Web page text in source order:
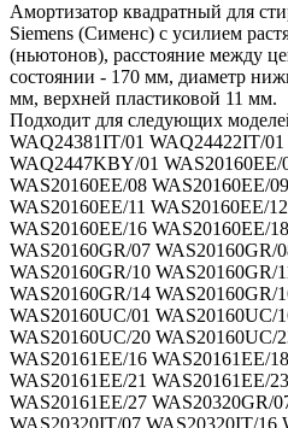
Амортизатор квадратный для
Siemens (Сименс) с усилием
(ньютонов), расстояние между
состоянии - 170 мм, диаметр
мм, верхней пластиковой 11 мм.
Подходит для следующих
WAQ24381IT/01 WAQ24422IT/01 WAQ24460TR/01 WAQ2447KBY/01 WAS20160EE/05 WAS20160EE/07 WAS20160EE/08 WAS20160EE/09 WAS20160EE/10 WAS20160EE/11 WAS20160EE/12 WAS20160EE/14 WAS20160EE/16 WAS20160EE/18 WAS20160GR/05 WAS20160GR/07 WAS20160GR/08 WAS20160GR/09 WAS20160GR/10 WAS20160GR/11 WAS20160GR/12 WAS20160GR/14 WAS20160GR/16 WAS20160GR/18 WAS20160UC/01 WAS20160UC/16 WAS20160UC/18 WAS20160UC/20 WAS20160UC/23 WAS20160UC/28 WAS20161EE/16 WAS20161EE/18 WAS20161EE/20 WAS20161EE/21 WAS20161EE/23 WAS20161EE/24 WAS20161EE/27 WAS20320GR/07 WAS20320GR/14 WAS20320IT/07 WAS20320IT/16 WAS20360TR/05 WAS20360TR/07 WAS20360TR/08 WAS20360TR/09 WAS20360TR/10 WAS20360TR/11 WAS20360TR/12 WAS20360TR/14 WAS20360TR/16 WAS20360TR/18 WAS20361TR/16 WAS20361TR/18 WAS20361TR/20 WAS20361TR/21 WAS20361TR/23 WAS20361TR/24 WAS20361TR/27 WAS20420EE/01 WAS20420EE/07 WAS20420EE/13 WAS20420EE/14 WAS20420GR/01 WAS20420GR/03 WAS20420GR/04 WAS20420GR/05 WAS20420GR/07 WAS20420GR/08 WAS20420GR/09 WAS20420GR/10 WAS20420GR/11 WAS20420GR/12 WAS20420GR/14 WAS20420GR/16 WAS20420GR/18 WAS20420GR/20 WAS20420GR/23 WAS20420GR/24 WAS20420GR/27 WAS20420IT/01 WAS20420IT/03 WAS20420IT/04 WAS20420IT/05 WAS20420IT/07 WAS20420IT/08 WAS20420IT/09 WAS20420IT/10 WAS20420IT/11 WAS20420IT/12 WAS20420IT/14 WAS20420IT/16 WAS20420IT/18 WAS20421GR/01 WAS20421GR/02 WAS20421GR/07 WAS20421IT/16 WAS20421IT/18 WAS20421IT/20 WAS20421IT/21 WAS20421IT/23 WAS20421IT/24 WAS20421IT/27 WAS20422IT/01 WAS20422IT/04 WAS20422IT/06 WAS20422IT/07 WAS20422IT/08 WAS20423IT/01 WAS20423IT/04 WAS20423IT/07 WAS20423IT/14 WAS20440EE/01 WAS20440EE/03 WAS20440EE/04 WAS20440EE/05 WAS20440EE/07 WAS20440EE/08 WAS20440EE/09 WAS20440EE/10 WAS20440EE/11 WAS20440EE/12 WAS20440EE/14 WAS20440EE/16 WAS20440EE/18 WAS20440OE/01 WAS20440OE/03 WAS20440OE/04 WAS20440OE/05 WAS20440OE/07 WAS20440OE/08 WAS20440OE/09 WAS20440OE/10 WAS20440OE/11 WAS20440OE/12 WAS20440OE/14 WAS20440OE/16 WAS20440OE/18 WAS20441OE/16 WAS20441OE/18 WAS20441OE/20 WAS20441OE/21 WAS20441OE/23 WAS20441OE/24 WAS20441OE/27 WAS20442OE/01 WAS20442OE/04 WAS20442OE/06 WAS20442OE/07 WAS20442OE/08 WAS20443OE/01 WAS20443OE/07 WAS20443OE/14 WAS2044GOE/07 WAS2044GOE/14 WAS20460EE/16 WAS20460EE/18 WAS20460EE/20 WAS20460EE/21 WAS20460EE/23 WAS20460EE/24 WAS20460TR/01 WAS20460TR/04 WAS20460TR/06 WAS20460TR/07 WAS20460TR/08 WAS20461EE/01 WAS20461EE/04 WAS20461EE/06 WAS20461EE/07 WAS20461EE/08 WAS20461TR/01 WAS20461TR/07 WAS20461TR/14 WAS20760TR/11 WAS20760TR/14 WAS20760TR/16 WAS20760TR/18 WAS20761TR/16 WAS20761TR/18 WAS20761TR/20 WAS20761TR/21 WAS20761TR/22 WAS20761TR/23 WAS20762TR/01 WAS20762TR/04 WAS20762TR/06 WAS20762TR/07 WAS20762TR/08 WAS20763TR/01 WAS20763TR/07 WAS2413XEE/16 WAS2413XEE/18 WAS2413XEE/20 WAS2413XEE/21 WAS2413XEE/23 WAS2413XEE/24 WAS2413XEE/27 WAS2416XEE/05 WAS2416XEE/07 WAS2416XEE/08 WAS2416XEE/09 WAS2416XEE/10 WAS2416XEE/11 WAS2416XEE/12 WAS2416XEE/14 WAS2416XEE/16 WAS2416XEE/18 WAS24322TR/15 WAS24360BY/05 WAS24360BY/07 WAS24360BY/08 WAS24360BY/09 WAS24360BY/10 WAS24360BY/11 WAS24360BY/12 WAS24360BY/14 WAS24360BY/16 WAS24360BY/18 WAS24360TR/05 WAS24360TR/07 WAS24360TR/08 WAS24360TR/09 WAS24360TR/10 WAS24360TR/11 WAS24360TR/12 WAS24360TR/14 WAS24360TR/16 WAS24360TR/18 WAS24361TR/16 WAS24361TR/18 WAS24361TR/20 WAS24361TR/21 WAS24361TR/23 WAS24380FF/11 WAS24380FF/14 WAS24380FF/16 WAS24380FF/17 WAS24380FF/18 WAS24380FF/20 WAS24381FF/20 WAS24381FF/21 WAS24381FF/23 WAS24381FF/24 WAS24381FF/27 WAS24420EE/01 WAS24420EE/07 WAS24420EE/13 WAS24420EE/14 WAS24420GR/01 WAS24420GR/03 WAS24420GR/04 WAS24420GR/05 WAS24420GR/07 WAS24420GR/08 WAS24420GR/09 WAS24420GR/10 WAS24420GR/11 WAS24420GR/12 WAS24420GR/14 WAS24420GR/16 WAS24420GR/18 WAS24420GR/20 WAS24420GR/23 WAS24420GR/24 WAS24420GR/27 WAS24420IT/01 WAS24420IT/03 WAS24420IT/04 WAS24420IT/05 WAS24420IT/07 WAS24420IT/08 WAS24420IT/09 WAS24420IT/10 WAS24420IT/11 WAS24420IT/12 WAS24420IT/14 WAS24420IT/16 WAS24420IT/18 WAS24421GR/01 WAS24421GR/02 WAS24421GR/07 WAS24421IT/16 WAS24421IT/18 WAS24421IT/20 WAS24421IT/21 WAS24421IT/23 WAS24422GR/07 WAS24422IT/01 WAS24422IT/04 WAS24422IT/06 WAS24422IT/07 WAS24422IT/08 WAS24424IT/07 WAS24424IT/14 WAS24424IT/15 WAS24428IT/11 WAS24428IT/14 WAS24428IT/16 WAS24428IT/17 WAS24428IT/18 WAS24428IT/20 WAS24428IT/21 WAS24428IT/23 WAS2442XEE/01 WAS2442XEE/07 WAS24440/01 WAS24440/03 WAS24440/04 WAS24440/05 WAS24440/07 WAS24440/08 WAS24440/09 WAS24440/10 WAS24440/11 WAS24440/12 WAS24440/14 WAS24440/16 WAS24440/18 WAS24440EE/01 WAS24440EE/03 WAS24440EE/04 WAS24440EE/05 WAS24440EE/07 WAS24440EE/08 WAS24440EE/09 WAS24440EE/10 WAS24440EE/11 WAS24440EE/12 WAS24440EE/14 WAS24440EE/16 WAS24440EE/18 WAS24440OE/01 WAS24440OE/03 WAS24440OE/04 WAS24440OE/05 WAS24440OE/07 WAS24440OE/08 WAS24440OE/09 WAS24440OE/10 WAS24440OE/11 WAS24440OE/12 WAS24440OE/14 WAS24440OE/16 WAS24440OE/18 WAS24441ME/01 WAS24441ME/03 WAS24441ME/04 WAS24441ME/05 WAS24441ME/07 WAS24441ME/08 WAS24441ME/09 WAS24441ME/10 WAS24441ME/11 WAS24441ME/12 WAS24441ME/14 WAS24441ME/16 WAS24441ME/17 WAS24441ME/18 WAS24441ME/20 WAS24441ME/23 WAS24441ME/24 WAS24441OE/16 WAS24441OE/18 WAS24441OE/20 WAS24441OE/21 WAS24441OE/22 WAS24441OE/23 WAS24442IL/11 WAS24442IL/12 WAS24442IL/14 WAS24442IL/16 WAS24442IL/17 WAS24442IL/18 WAS24442IL/20 WAS24442IL/23 WAS24442IL/24 WAS24442OE/01 WAS24442OE/02 WAS24442OE/04 WAS24442OE/06 WAS24442OE/07 WAS24442OE/08 WAS24443IL/01 WAS24443IL/04 WAS24443IL/06 WAS24443IL/07 WAS24443IL/08 WAS24443OE/01 WAS24443OE/07 WAS24443OE/14 WAS24444ME/01 WAS24444ME/04 WAS24444ME/06 WAS24444ME/07 WAS24444ME/08 WAS24460BY/01 WAS24460BY/03 WAS24460BY/04 WAS24460BY/05 WAS24460BY/07 WAS24460BY/08 WAS24460BY/09 WAS24460BY/10 WAS24460BY/11 WAS24460BY/12 WAS24460BY/14 WAS24460BY/16 WAS24460BY/18 WAS24460EE/16 WAS24460EE/18 WAS24460EE/20 WAS24460EE/21 WAS24460EE/23 WAS24460EE/24 WAS24460GB/04 WAS24460GB/06 WAS24460GB/07 WAS24460GB/08 WAS24460PL/01 WAS24460PL/03 WAS24460PL/04 WAS24460PL/05 WAS24460PL/07 WAS24460PL/08 WAS24460PL/09 WAS24460PL/10 WAS24460PL/11 WAS24460PL/12 WAS24460PL/14 WAS24460PL/16 WAS24460PL/18 WAS24460SA/18 WAS24460SA/20 WAS24460SA/23 WAS24460SA/28 WAS24460TR/01 WAS24460TR/04 WAS24460TR/06 WAS24460TR/07 WAS24460TR/08 WAS24460UC/01 WAS24460UC/16 WAS24460UC/18 WAS24460UC/20 WAS24460UC/23 WAS24460UC/28 WAS24461BY/16 WAS24461BY/18 WAS24461BY/20 WAS24461BY/21 WAS24461BY/23 WAS24461EE/01 WAS24461EE/04 WAS24461EE/06 WAS24461EE/07 WAS24461EE/08 WAS24461GB/15 WAS24461PL/16 WAS24461PL/18 WAS24461PL/20 WAS24461PL/21 WAS24461PL/23 WAS24461PL/24 WAS24461TR/01 WAS24461TR/04 WAS24461TR/07